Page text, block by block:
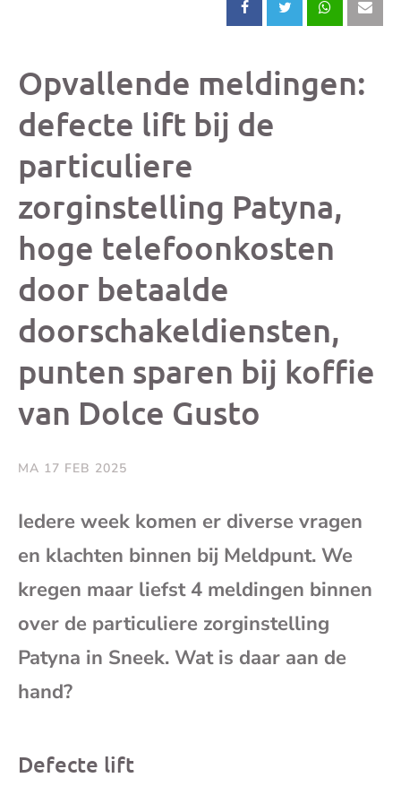
Deel
bericht
Facebook
Deel
X
Deel
Opvallende meldingen:
defecte lift bij de
particuliere
zorginstelling Patyna,
hoge telefoonkosten
door betaalde
doorschakeldiensten,
punten sparen bij koffie
van Dolce Gusto
MA 17 FEB 2025
Iedere week komen er diverse vragen
en klachten binnen bij Meldpunt. We
kregen maar liefst 4 meldingen binnen
over de particuliere zorginstelling
Patyna in Sneek. Wat is daar aan de
hand?
Defecte lift